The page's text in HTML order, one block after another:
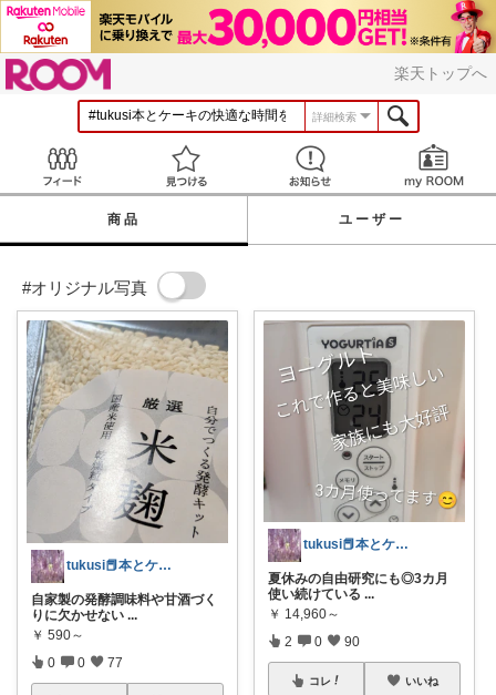
楽天トップへ
詳細検索
見つける お知らせ
商品 ユーザー
#オリジナル写真
tukusi📕本とケーキの快適な時間を
自家製の発酵調味料や甘酒づく
りに欠かせない ...
￥ 590～
0 0 77
tukusi📕本とケーキの快適な時間を
夏休みの自由研究にも◎3カ月
使い続けている ...
￥ 14,960～
2 0 90
コレ いいね